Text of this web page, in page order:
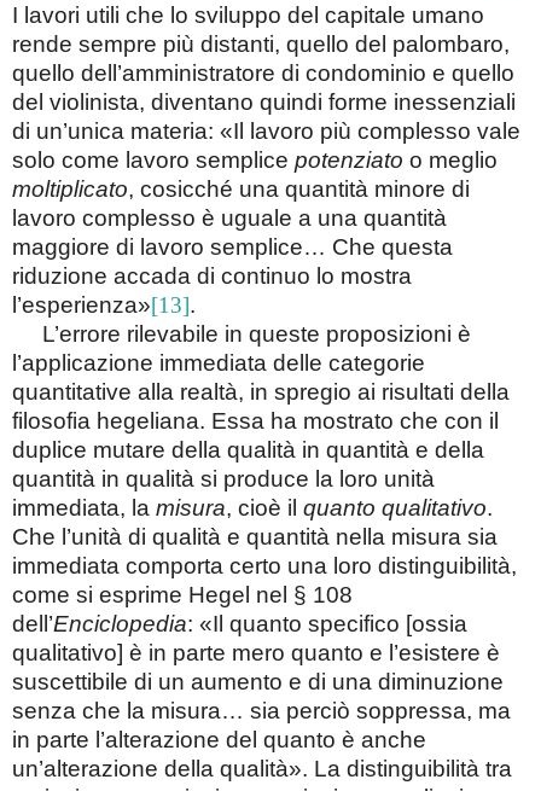
I lavori utili che lo sviluppo del capitale umano
rende sempre più distanti, quello del palombaro,
quello dell’amministratore di condominio e quello
del violinista, diventano quindi forme inessenziali
di un’unica materia: «Il lavoro più complesso vale
solo come lavoro semplice potenziato o meglio
moltiplicato, cosicché una quantità minore di
lavoro complesso è uguale a una quantità
maggiore di lavoro semplice… Che questa
riduzione accada di continuo lo mostra
l’esperienza»[13].
L’errore rilevabile in queste proposizioni è
l’applicazione immediata delle categorie
quantitative alla realtà, in spregio ai risultati della
filosofia hegeliana. Essa ha mostrato che con il
duplice mutare della qualità in quantità e della
quantità in qualità si produce la loro unità
immediata, la misura, cioè il quanto qualitativo.
Che l’unità di qualità e quantità nella misura sia
immediata comporta certo una loro distinguibilità,
come si esprime Hegel nel § 108
dell’Enciclopedia: «Il quanto specifico [ossia
qualitativo] è in parte mero quanto e l’esistere è
suscettibile di un aumento e di una diminuzione
senza che la misura… sia perciò soppressa, ma
in parte l’alterazione del quanto è anche
un’alterazione della qualità». La distinguibilità tra